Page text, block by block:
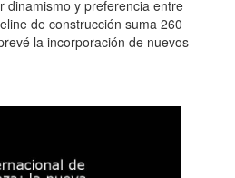
dinamismo y preferencia entre
de construcción suma 260
la incorporación de nuevos